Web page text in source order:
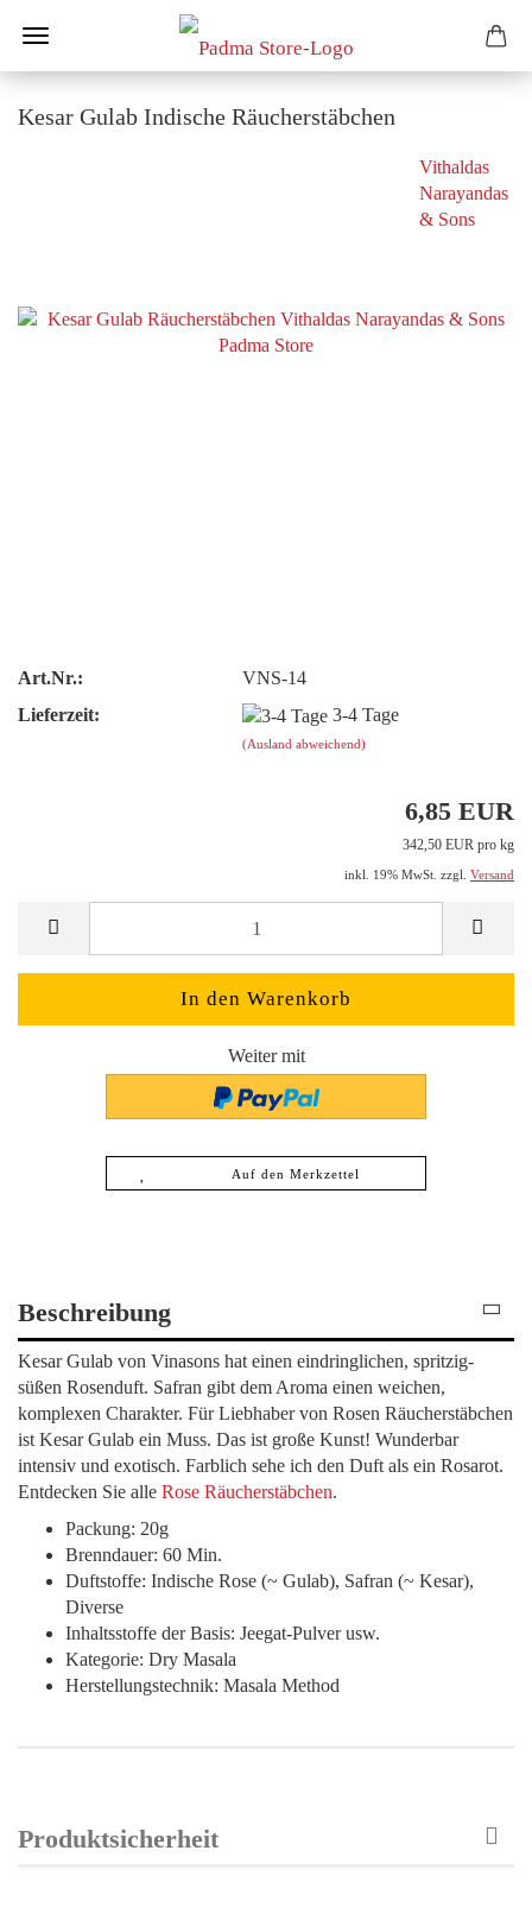
Kesar Gulab Indische Räucherstäbchen
Vithaldas
Narayandas
& Sons
Art.Nr.:
VNS-14
Lieferzeit:
3-4 Tage
(Ausland abweichend)
6,85 EUR
342,50 EUR pro kg
inkl. 19% MwSt. zzgl. Versand
Weiter mit
Auf den Merkzettel
Beschreibung
Kesar Gulab von Vinasons hat einen eindringlichen, spritzig-
süßen Rosenduft. Safran gibt dem Aroma einen weichen,
komplexen Charakter. Für Liebhaber von Rosen Räucherstäbchen
ist Kesar Gulab ein Muss. Das ist große Kunst! Wunderbar
intensiv und exotisch. Farblich sehe ich den Duft als ein Rosarot.
Entdecken Sie alle Rose Räucherstäbchen.
Packung: 20g
Brenndauer: 60 Min.
Duftstoffe: Indische Rose (~ Gulab), Safran (~ Kesar),
Diverse
Inhaltsstoffe der Basis: Jeegat-Pulver usw.
Kategorie: Dry Masala
Herstellungstechnik: Masala Method
Produktsicherheit